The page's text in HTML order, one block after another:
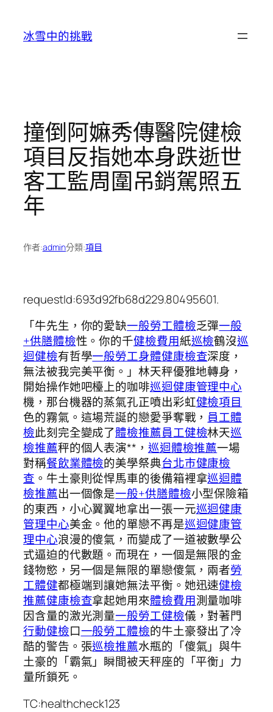
冰雪中的挑戰
撞倒阿嫲秀傳醫院健檢
項目反指她本身跌逝世
客工監周圍吊銷駕照五
年
作者:admin分類:項目
requestId:693d92fb68d229.80495601.
「牛先生，你的愛缺一般勞工體檢乏彈一般
+供膳體檢性。你的千健檢費用紙巡檢鶴沒巡
迴健檢有哲學一般勞工身體健康檢查深度，
無法被我完美平衡。」林天秤優雅地轉身，
開始操作她吧檯上的咖啡巡迴健康管理中心
機，那台機器的蒸氣孔正噴出彩虹健檢項目
色的霧氣。這場荒誕的戀愛爭奪戰， 員工體
檢此刻完全變成了體檢推薦員工健檢林天巡
檢推薦秤的個人表演**， 巡迴體檢推薦一場
對稱餐飲業體檢的美學祭典台北巿健康檢
查 。牛土豪則從悍馬車的後備箱裡拿巡迴體
檢推薦出一個像是一般+供膳體檢小型保險箱
的東西，小心翼翼地拿出一張一元巡迴健康
管理中心美金。他的單戀不再是巡迴健康管
理中心浪漫的傻氣，而變成了一道被數學公
式逼迫的代數題。而現在，一個是無限的金
錢物慾，另一個是無限的單戀傻氣，兩者勞
工體健都極端到讓她無法平衡。她迅速健檢
推薦健康檢查拿起她用來體檢費用測量咖啡
因含量的激光測量一般勞工健檢儀，對著門
行動健檢口一般勞工體檢的牛土豪發出了冷
酷的警告。張巡檢推薦水瓶的「傻氣」與牛
土豪的「霸氣」瞬間被天秤座的「平衡」力
量所鎖死。
TC:healthcheck123